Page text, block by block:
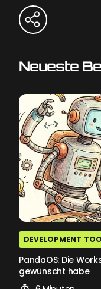
Neueste
DEVELOPMENT
PandaOS: Die
gewünscht habe